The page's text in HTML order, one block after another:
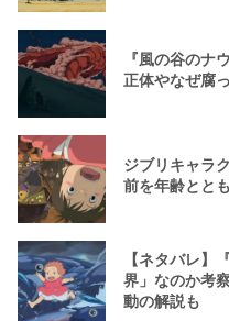
『風の谷のナ
正体やなぜ腐
ジブリキャラ
前を年齢とと
【ネタバレ】
界」なのか考
動の解説も